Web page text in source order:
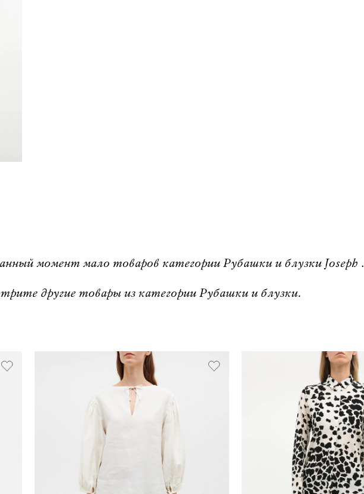
момент мало товаров категории Рубашки и блузки Joseph .
другие товары из категории Рубашки и блузки.